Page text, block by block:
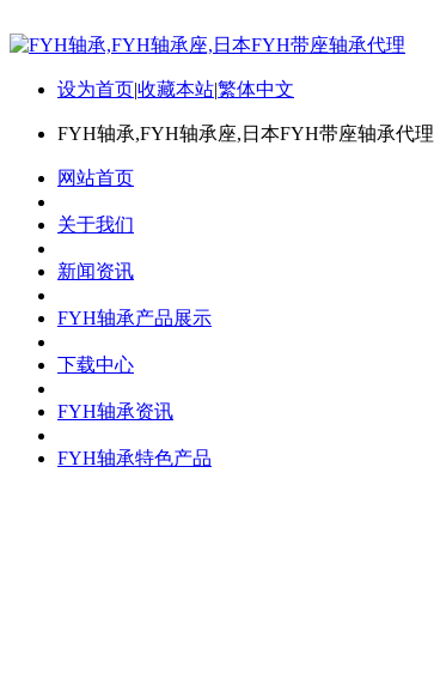
设为首页|收藏本站|繁体中文
FYH轴承,FYH轴承座,日本FYH带座轴承代理
网站首页
关于我们
新闻资讯
FYH轴承产品展示
下载中心
FYH轴承资讯
FYH轴承特色产品